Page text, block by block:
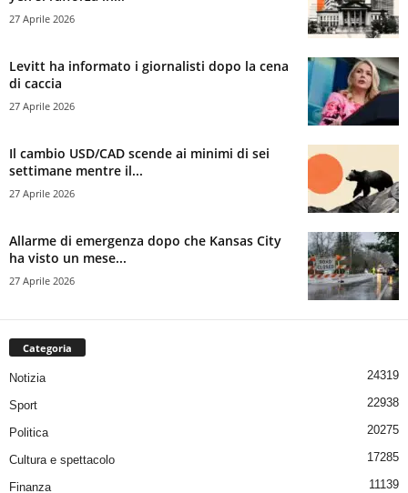
27 Aprile 2026
Levitt ha informato i giornalisti dopo la cena
di caccia
27 Aprile 2026
Il cambio USD/CAD scende ai minimi di sei
settimane mentre il...
27 Aprile 2026
Allarme di emergenza dopo che Kansas City
ha visto un mese...
27 Aprile 2026
Categoria
Notizia 24319
Sport 22938
Politica 20275
Cultura e spettacolo 17285
Finanza 11139